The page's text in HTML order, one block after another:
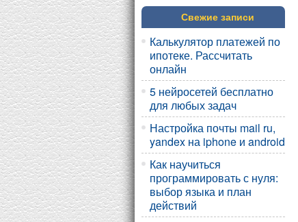
Свежие записи
Калькулятор платежей по
ипотеке. Рассчитать
онлайн
5 нейросетей бесплатно
для любых задач
Настройка почты mail ru,
yandex на iphone и android
Как научиться
программировать с нуля:
выбор языка и план
действий